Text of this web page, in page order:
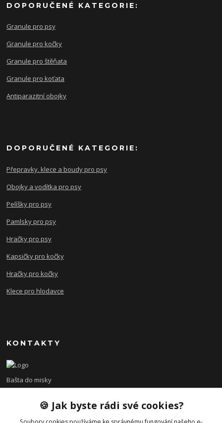
DOPORUČENÉ KATEGORIE:
Granule pro psy
Granule pro kočky
Granule pro štěňata
Granule pro koťata
Antiparazitní obojky
DOPORUČENÉ KATEGORIE:
Přepravky. klece a boudy pro psy
Obojky a vodítka pro psy
Pelíšky pro psy
Pamlsky pro psy
Hračky pro psy
Kapsičky pro kočky
Hračky pro kočky
Klece pro hlodavce
KONTAKTY
Bašta do misky
+420 608 479 610
po - pá 8:00 - 15:00
🍪 Jak byste rádi své cookies?